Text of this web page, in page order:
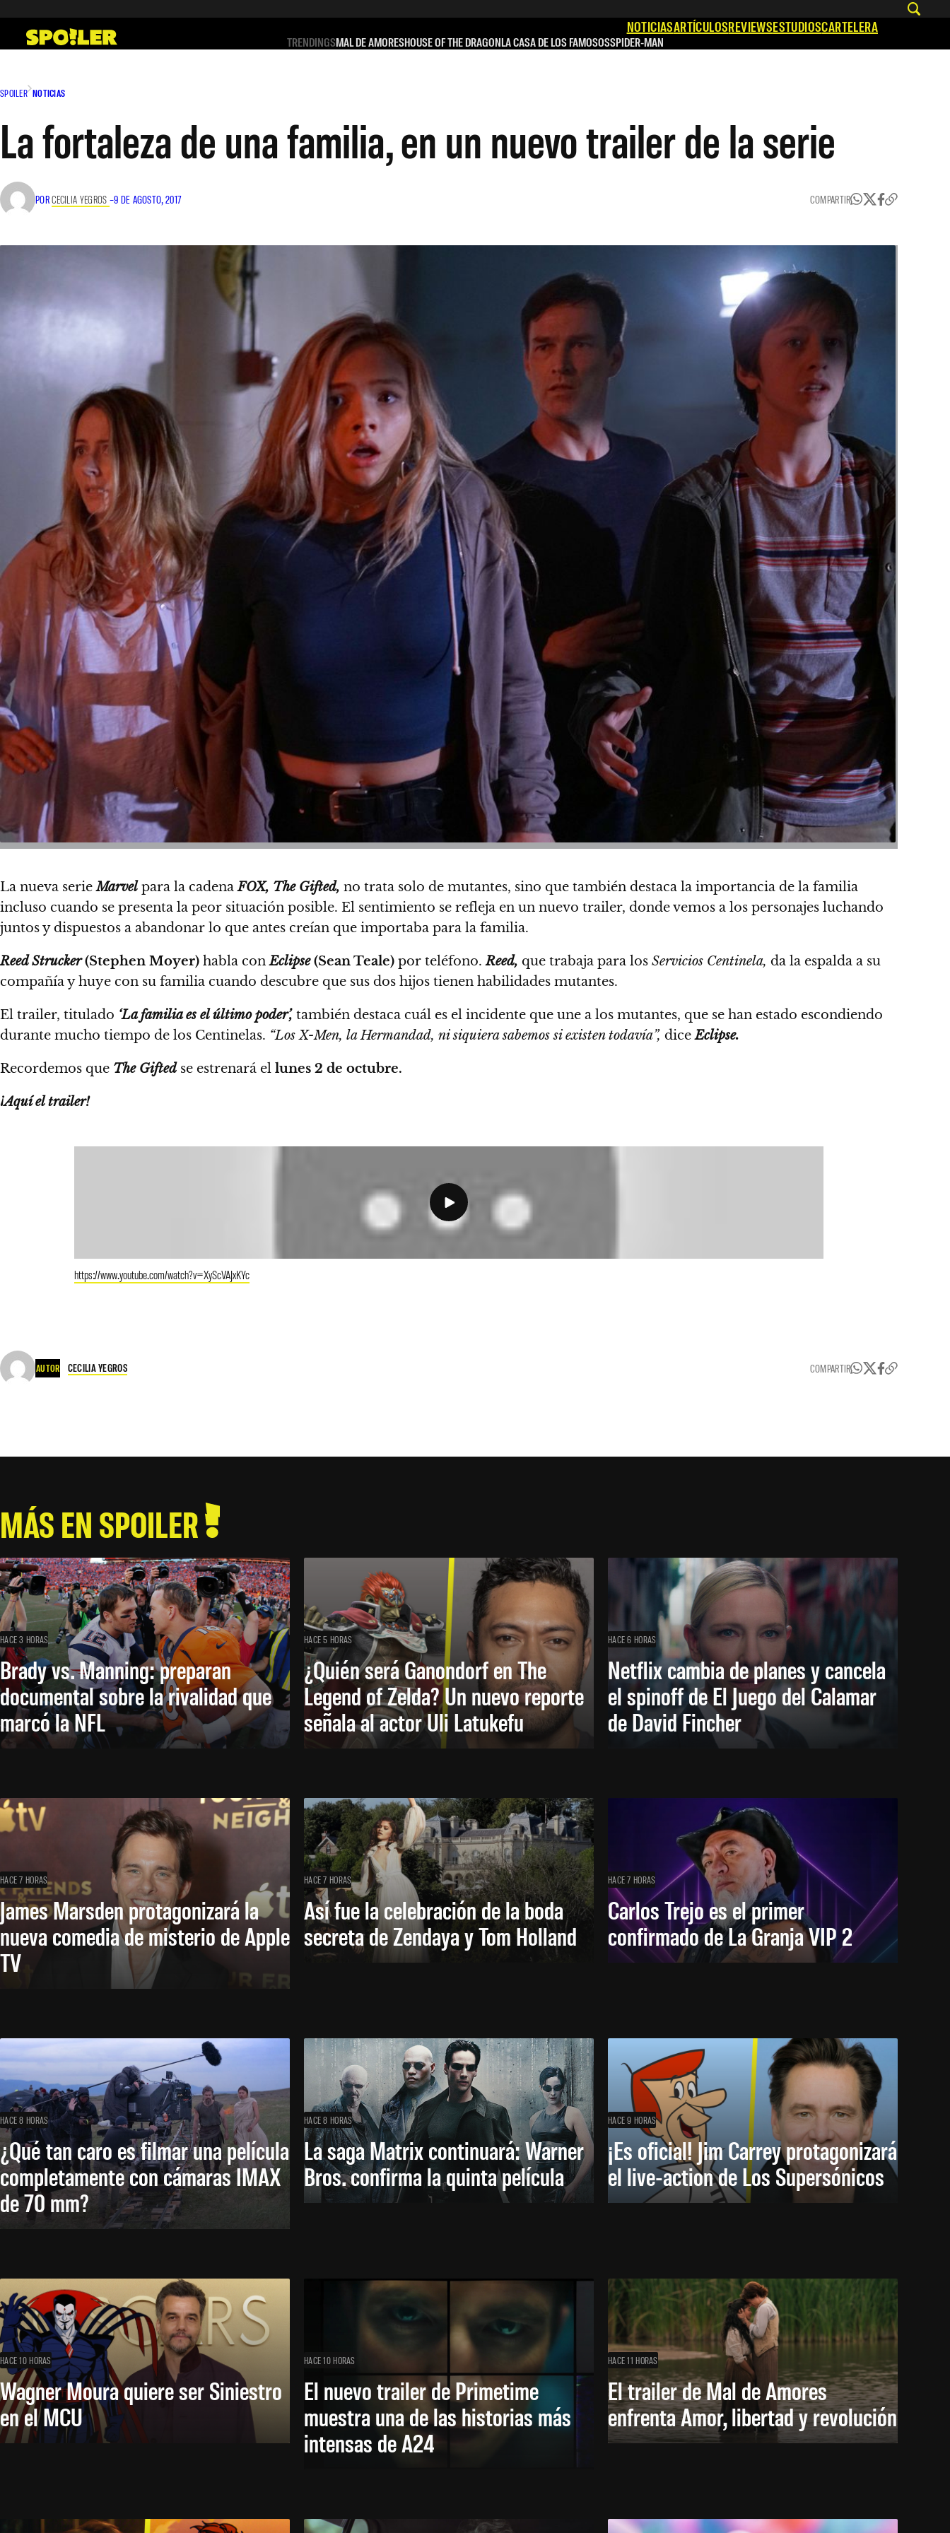
contenido
NOTICIASARTÍCULOSREVIEWSESTUDIOSCARTELERA
TRENDINGSMAL DE AMORESHOUSE OF THE DRAGONLA CASA DE LOS FAMOSOSSPIDER-MAN
SPOILER NOTICIAS
La fortaleza de una familia, en un nuevo trailer de la serie
PORCECILIA YEGROS –9 DE AGOSTO, 2017 COMPARTIR
La nueva serieMarvel para la cadenaFOX, The Gifted, no trata solo de mutantes, sino que también destaca la importancia de la familia
incluso cuando se presenta la peor situación posible. El sentimiento se refleja en un nuevo trailer, donde vemos a los personajes luchando
juntosy dispuestos a abandonar lo que antes creían que importaba para la familia.
Reed Strucker(Stephen Moyer) habla conEclipse (Sean Teale) por teléfono.Reed, que trabaja para los Servicios Centinela, da la espalda a su
compañíay huye con su familia cuando descubre que sus dos hijos tienen habilidades mutantes.
El trailer, titulado ‘La familia es el último poder’, también destaca cuál es el incidente que une a los mutantes, que se han estado escondiendo
durante mucho tiempo de los Centinelas. “Los X-Men, la Hermandad, ni siquiera sabemos si existen todavía”, diceEclipse.
Recordemos que The Gifted se estrenará el lunes 2 de octubre.
¡Aquí el trailer!
https://www.youtube.com/watch?v=XyScVAJxKYc
AUTOR CECILIA YEGROS COMPARTIR
MÁS EN SPOILER
HACE 3 HORAS
Brady vs. Manning: preparan
documental sobre la rivalidad que
marcó la NFL
HACE 5 HORAS
¿Quién será Ganondorf en The
Legend of Zelda? Un nuevo reporte
señala al actor Uli Latukefu
HACE 6 HORAS
Netflix cambia de planes y cancela
el spinoff de El Juego del Calamar
de David Fincher
HACE 7 HORAS
James Marsden protagonizará la
nueva comedia de misterio de Apple
TV
HACE 7 HORAS
Así fue la celebración de la boda
secreta de Zendaya y Tom Holland
HACE 7 HORAS
Carlos Trejo es el primer
confirmado de La Granja VIP 2
HACE 8 HORAS
¿Qué tan caro es filmar una película
completamente con cámaras IMAX
de 70 mm?
HACE 8 HORAS
La saga Matrix continuará: Warner
Bros. confirma la quinta película
HACE 9 HORAS
¡Es oficial! Jim Carrey protagonizará
el live-action de Los Supersónicos
HACE 10 HORAS
Wagner Moura quiere ser Siniestro
en el MCU
HACE 10 HORAS
El nuevo trailer de Primetime
muestra una de las historias más
intensas de A24
HACE 11 HORAS
El trailer de Mal de Amores
enfrenta Amor, libertad y revolución